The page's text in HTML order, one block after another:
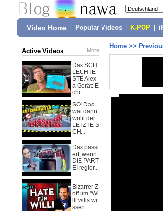
Video Home Popular Videos K-POP
Active Videos More
Das SCH
LECHTE
STE Alex
a Gerät: E
cho ...
SO! Das
war dann
wohl der
LETZTE S
CH...
Das passi
ert, wenn
DIE PART
EI regier...
Bizarrer Z
off um "Wi
lli wills wi
ssen...
Home >>